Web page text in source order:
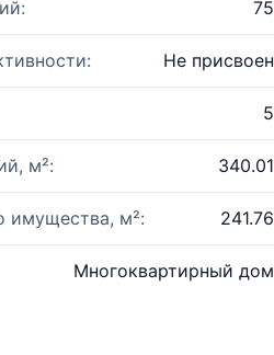
75
Не присвоен
5
м²: 340.01
имущества, м²: 241.76
Многоквартирный дом